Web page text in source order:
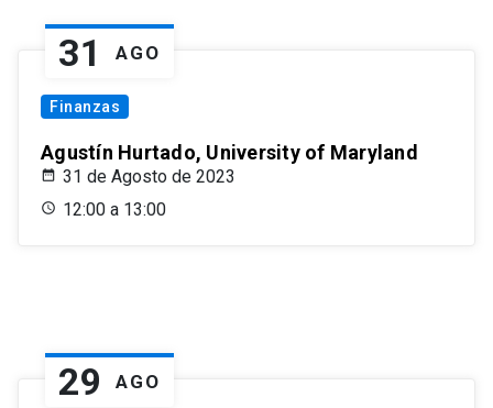
31 AGO
Finanzas
Agustín Hurtado, University of Maryland
31 de Agosto de 2023
12:00 a 13:00
29 AGO